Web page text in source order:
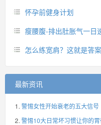
怀孕前健身计划
瘦腰腹-排出肚胀气一日
怎么练宽肩？这就是答案
最新资讯
警惕女性开始衰老的五大信号
警惕10大日常坏习惯让你的